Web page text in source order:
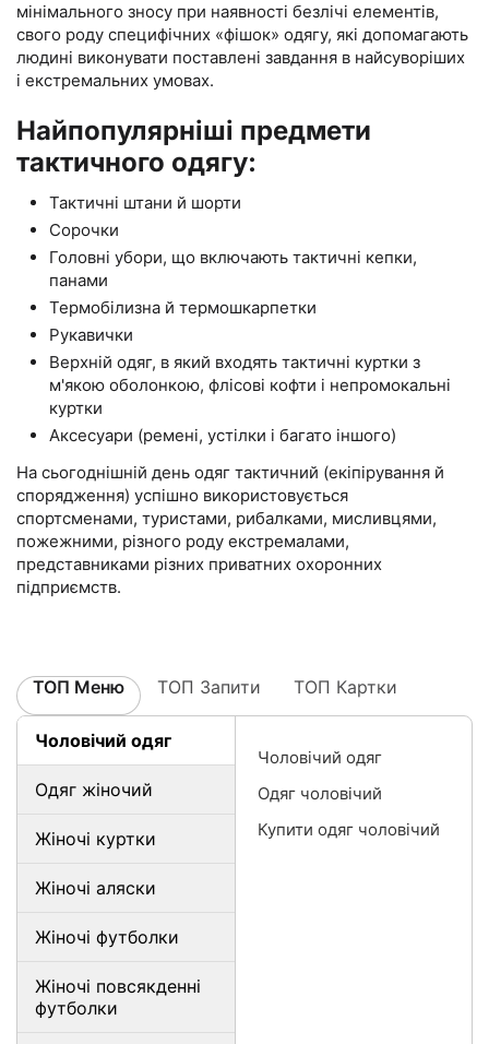
мінімального зносу при наявності безлічі елементів,
свого роду специфічних «фішок» одягу, які допомагають
людині виконувати поставлені завдання в найсуворіших
і екстремальних умовах.
Найпопулярніші предмети
тактичного одягу:
Тактичні штани й шорти
Сорочки
Головні убори, що включають тактичні кепки,
панами
Термобілизна й термошкарпетки
Рукавички
Верхній одяг, в який входять тактичні куртки з
м'якою оболонкою, флісові кофти і непромокальні
куртки
Аксесуари (ремені, устілки і багато іншого)
На сьогоднішній день одяг тактичний (екіпірування й
спорядження) успішно використовується
спортсменами, туристами, рибалками, мисливцями,
пожежними, різного роду екстремалами,
представниками різних приватних охоронних
підприємств.
ТОП Меню ТОП Запити ТОП Картки
Чоловічий одяг
Одяг жіночий
Жіночі куртки
Жіночі аляски
Жіночі футболки
Жіночі повсякденні
футболки
Чоловічий одяг
Одяг чоловічий
Купити одяг чоловічий